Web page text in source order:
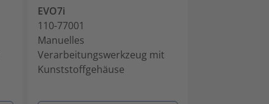
EVO7i
110-77001
Manuelles
Verarbeitungswerkzeug mit
Kunststoffgehäuse